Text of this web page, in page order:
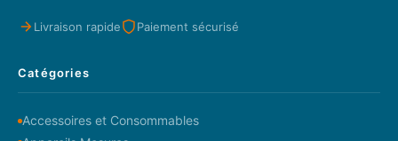
Livraison rapide Paiement sécurisé
Catégories
Accessoires et Consommables